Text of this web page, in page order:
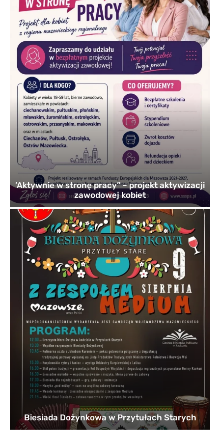
’Aktywnie w stronę pracy” – projekt aktywizacji
zawodowej kobiet
Biesiada Dożynkowa w Przytułach Starych